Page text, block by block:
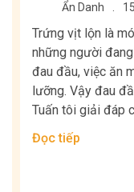
Ẩn Danh
Trứng vịt lộn là
những người
đau đầu, việc ăn
lưỡng. Vậy đau
Tuấn tôi giải đáp
Đọc tiếp